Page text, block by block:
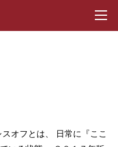
オフとは、 日常に『ここ